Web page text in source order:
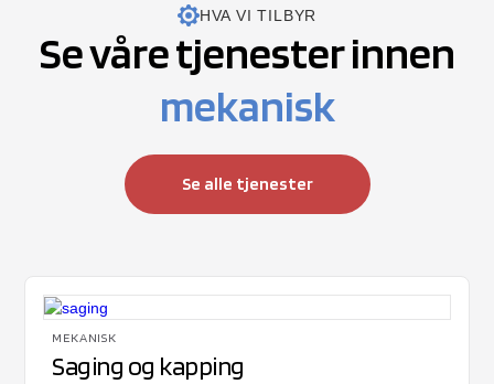
HVA VI TILBYR
Se våre tjenester innen
mekanisk
Se alle tjenester
MEKANISK
Saging og kapping